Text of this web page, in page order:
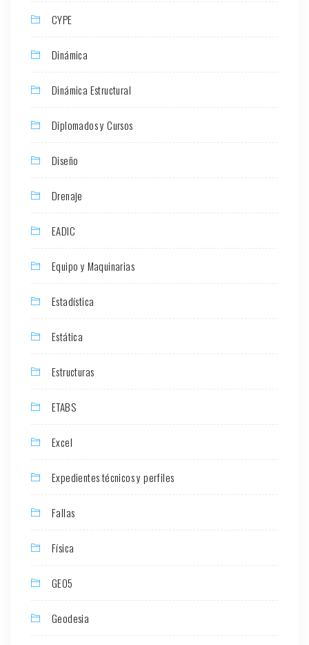
CYPE
Dinámica
Dinámica Estructural
Diplomados y Cursos
Diseño
Drenaje
EADIC
Equipo y Maquinarias
Estadística
Estática
Estructuras
ETABS
Excel
Expedientes técnicos y perfiles
Fallas
Física
GEO5
Geodesia